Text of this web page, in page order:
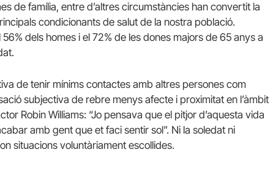
de família, entre d’altres circumstàncies han convertit la
condicionants de salut de la nostra població.
dels homes i el 72% de les dones majors de 65 anys a
de tenir mínims contactes amb altres persones com
subjectiva de rebre menys afecte i proximitat en l’àmbit
Robin Williams: “Jo pensava que el pitjor d’aquesta vida
amb gent que et faci sentir sol”. Ni la soledat ni
situacions voluntàriament escollides.